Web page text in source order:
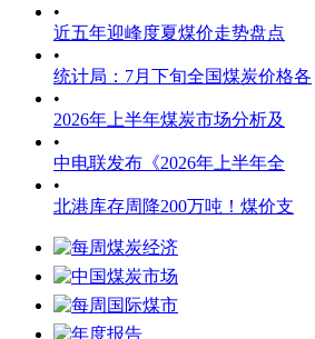
•
近五年迎峰度夏煤价走势盘点
•
统计局：7月下旬全国煤炭价格各
•
2026年上半年煤炭市场分析及
•
中电联发布《2026年上半年全
•
北港库存周降200万吨！煤价支